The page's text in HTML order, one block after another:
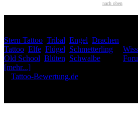
nach oben
Stern Tattoo Tribal Engel Drachen
Tattoo Elfe Flügel Schmetterling
Old School Blüten Schwalbe
[mehr...]
Tattoo-Bewertung.de